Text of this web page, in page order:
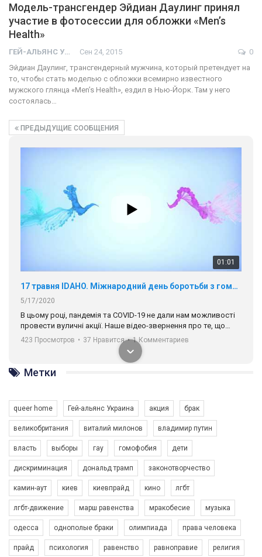
Модель-трансгендер Эйдиан Даулинг принял
участие в фотосессии для обложки «Men’s
Health»
ГЕЙ-АЛЬЯНС УКРАИНА Сен 24, 2015
0
Эйдиан Даулинг, трансгендерный мужчина, который претендует на
то, чтобы стать моделью с обложки всемирно известного
мужского глянца «Men’s Health», ездил в Нью-Йорк. Там у него
состоялась…
ПРЕДЫДУЩИЕ СООБЩЕНИЯ
01:01
17 травня IDAHO. Міжнародний день боротьби з гомофобією трансфобією і біфобія.
5/17/2020
В цьому році, пандемія та COVІD-19 не дали нам можливості
провести вуличні акції. Наше відео-звернення про те, що
навіть коли ми у різних містах та не можемо зустрінеться, ми
разом. Ми закликаємо всіх хто поділяє цінності рівності та
солідарності, приєднатися до нас. Регіональні підрозділи
ГАУ є в 16 областях України.
Разом наш голос лунає гучніше!
423 Просмотров • 37 Нравится • 1 Комментариев
Зупинимо насильство проти ЛГБТ в Україні! Stop violence against LGBT in Ukraine!
6/30/2017
Емоційний та вражаючий промо-ролік на конкурс PACT, який
представляє програму "Гей-альянс Україна" з протидії
Метки
queer home Гей-альянс Украина акция брак
великобритания виталий милонов владимир путин
власть выборы гау гомофобия дети
дискриминация дональд трамп законотворчество
камин-аут киев киевпрайд кино лгбт
лгбт-движение марш равенства мракобесие музыка
одесса однополые браки олимпиада права человека
прайд психология равенство равноправие религия